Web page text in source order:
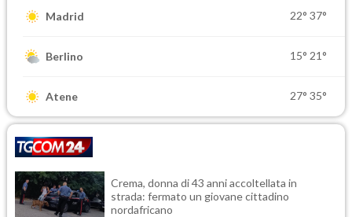
Madrid 22° 37°
Berlino 15° 21°
Atene 27° 35°
Crema, donna di 43 anni accoltellata in
strada: fermato un giovane cittadino
nordafricano